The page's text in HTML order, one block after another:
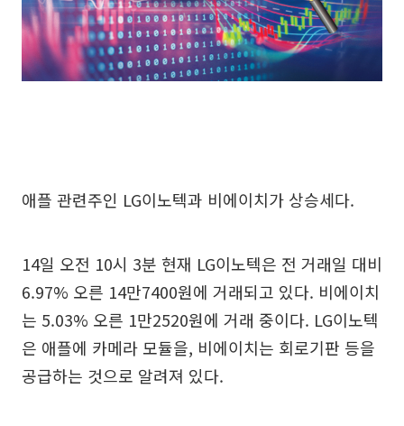
애플 관련주인 LG이노텍과 비에이치가 상승세다.
14일 오전 10시 3분 현재 LG이노텍은 전 거래일 대비
6.97% 오른 14만7400원에 거래되고 있다. 비에이치
는 5.03% 오른 1만2520원에 거래 중이다. LG이노텍
은 애플에 카메라 모듈을, 비에이치는 회로기판 등을
공급하는 것으로 알려져 있다.